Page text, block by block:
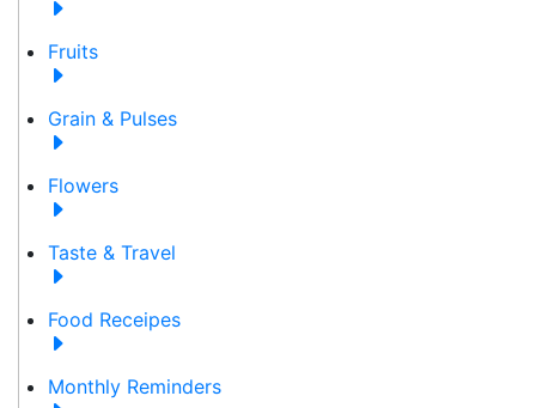
Fruits
Grain & Pulses
Flowers
Taste & Travel
Food Receipes
Monthly Reminders